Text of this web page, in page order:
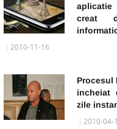
creat
2010-11-16
Procesul
incheiat
zile
2010-04-